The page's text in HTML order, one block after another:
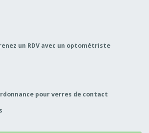
un RDV avec un optométriste
pour verres de contact